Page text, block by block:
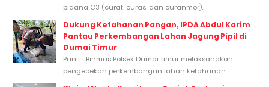
pidana C3 (curat, curas, dan curanmor)...
Dukung Ketahanan Pangan, IPDA Abdul Karim
Pantau Perkembangan Lahan Jagung Pipil di
Dumai Timur
Panit 1 Binmas Polsek Dumai Timur melaksanakan
pengecekan perkembangan lahan ketahanan...